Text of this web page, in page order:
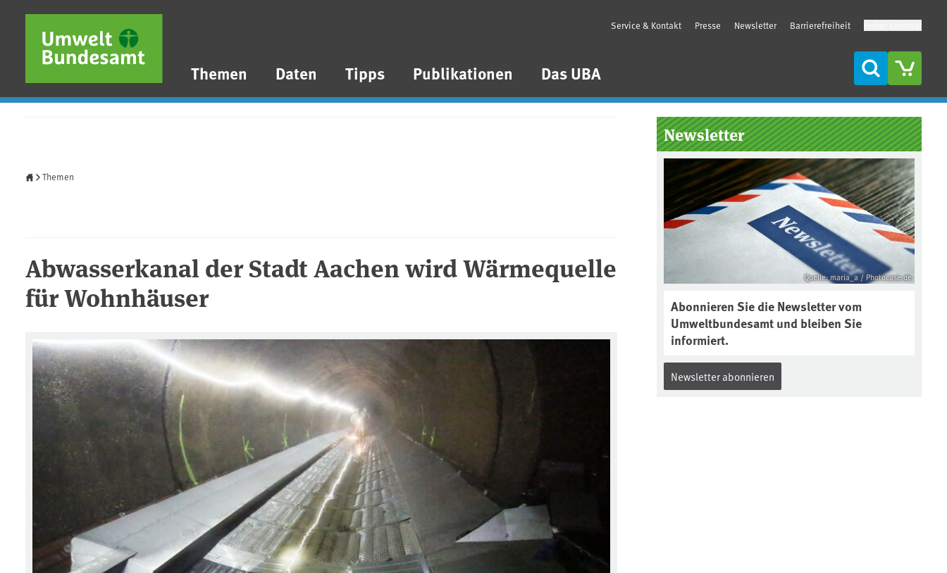
Direkt zum Inhalt
Direkt zum Hauptmenü
Direkt zur Fußzeile
Themen Daten Tipps Publikationen Das UBA
Service & Kontakt Presse Newsletter Barrierefreiheit
Suche
Themen
Abwasserkanal der Stadt Aachen wird Wärmequelle
für Wohnhäuser
Seitenleiste
Newsletter
Quelle: maria_a / Photocase.de
Abonnieren Sie die Newsletter vom
Umweltbundesamt und bleiben Sie
informiert.
Newsletter abonnieren